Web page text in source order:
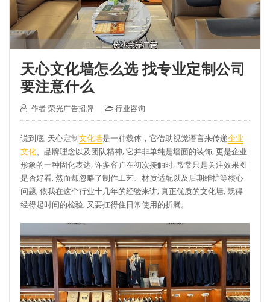
天心文化墙怎么选 找专业定制公司
要注意什么
作者荣光广告招牌 行业咨询
说到底, 天心定制文化墙是一种载体，它借助视觉语言来传递企业
文化、品牌理念以及团队精神, 它并非单纯是墙面的装饰, 更是企业
形象的一种固化表达, 许多客户在初次接触时, 常常只是关注效果图
是否好看, 然而却忽略了制作工艺、材质适配以及后期维护等核心
问题, 依我在这个行业十几年的经验来讲, 真正优质的文化墙, 既得
经得起时间的检验, 又要扛得住日常使用的折腾。